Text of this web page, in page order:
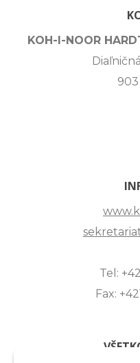
KOH-I-NOOR
903
Tel:
Fax: